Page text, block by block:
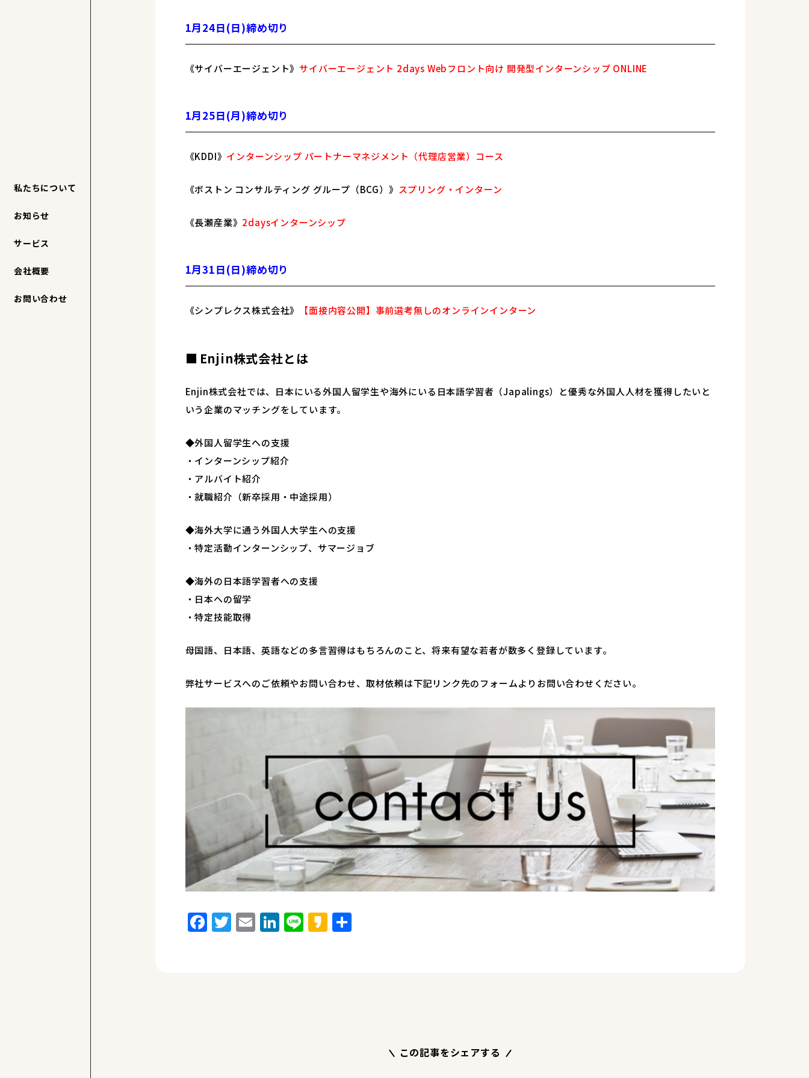
私たちについて
お知らせ
サービス
会社概要
お問い合わせ
1月24日(日)締め切り
《サイバーエージェント》 サイバーエージェント 2days Webフロント向け 開発型インターンシップ ONLINE
1月25日(月)締め切り
《KDDI》 インターンシップ パートナーマネジメント（代理店営業）コース
《ボストン コンサルティング グループ（BCG）》 スプリング・インターン
《長瀬産業》 2daysインターンシップ
1月31日(日)締め切り
《シンプレクス株式会社》 【面接内容公開】事前選考無しのオンラインインターン
Enjin株式会社とは
Enjin株式会社では、日本にいる外国人留学生や海外にいる日本語学習者（Japalings）と優秀な外国人人材を獲得したいと
いう企業のマッチングをしています。
◆外国人留学生への支援
・インターンシップ紹介
・アルバイト紹介
・就職紹介（新卒採用・中途採用）
◆海外大学に通う外国人大学生への支援
・特定活動インターンシップ、サマージョブ
◆海外の日本語学習者への支援
・日本への留学
・特定技能取得
母国語、日本語、英語などの多言習得はもちろんのこと、将来有望な若者が数多く登録しています。
弊社サービスへのご依頼やお問い合わせ、取材依頼は下記リンク先のフォームよりお問い合わせください。
Facebook
Twitter
Email
LinkedIn
LineKakaoShare
この記事をシェアする